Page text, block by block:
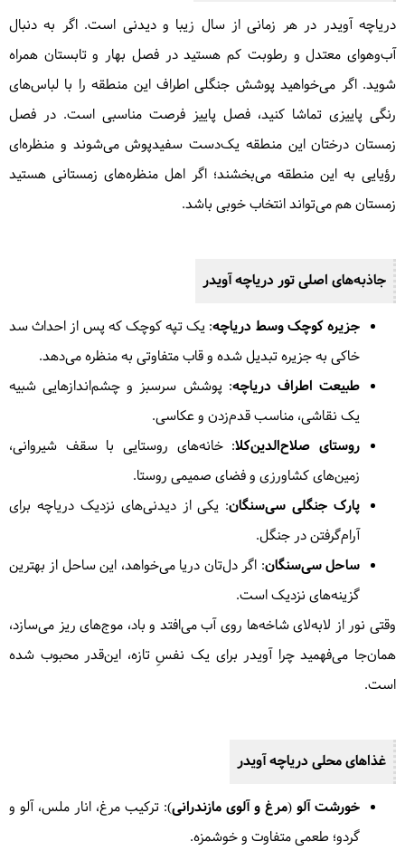
دریاچه آویدر در هر زمانی از سال زیبا و دیدنی است. اگر به دنبال
آب‌وهوای معتدل و رطوبت کم هستید در فصل بهار و تابستان همراه
شوید. اگر می‌خواهید پوشش جنگلی اطراف این منطقه را با لباس‌های
رنگی پاییزی تماشا کنید، فصل پاییز فرصت مناسبی است. در فصل
زمستان درختان این منطقه یک‌دست سفیدپوش می‌شوند و منظره‌ای
رؤیایی به این منطقه می‌بخشند؛ اگر اهل منظره‌های زمستانی هستید
زمستان هم می‌تواند انتخاب خوبی باشد.
جاذبه‌های اصلی تور دریاچه آویدر
جزیره کوچک وسط دریاچه: یک تپه کوچک که پس از احداث سد
خاکی به جزیره تبدیل شده و قاب متفاوتی به منظره می‌دهد.
طبیعت اطراف دریاچه: پوشش سرسبز و چشم‌اندازهایی شبیه
یک نقاشی، مناسب قدم‌زدن و عکاسی.
روستای صلاح‌الدین‌کلا: خانه‌های روستایی با سقف شیروانی،
زمین‌های کشاورزی و فضای صمیمی روستا.
پارک جنگلی سی‌سنگان: یکی از دیدنی‌های نزدیک دریاچه برای
آرام‌گرفتن در جنگل.
ساحل سی‌سنگان: اگر دل‌تان دریا می‌خواهد، این ساحل از بهترین
گزینه‌های نزدیک است.
وقتی نور از لابه‌لای شاخه‌ها روی آب می‌افتد و باد، موج‌های ریز می‌سازد،
همان‌جا می‌فهمید چرا آویدر برای یک نفسِ تازه، این‌قدر محبوب شده
است.
غذاهای محلی دریاچه آویدر
خورشت آلو (مرغ و آلوی مازندرانی): ترکیب مرغ، انار ملس، آلو و
گردو؛ طعمی متفاوت و خوشمزه.